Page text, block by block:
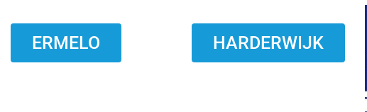
ERMELO HARDERWIJK